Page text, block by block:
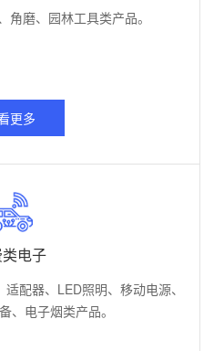
角磨、园林工具类产品。
更多
电子
配器、LED照明、移动电源、
、电子烟类产品。